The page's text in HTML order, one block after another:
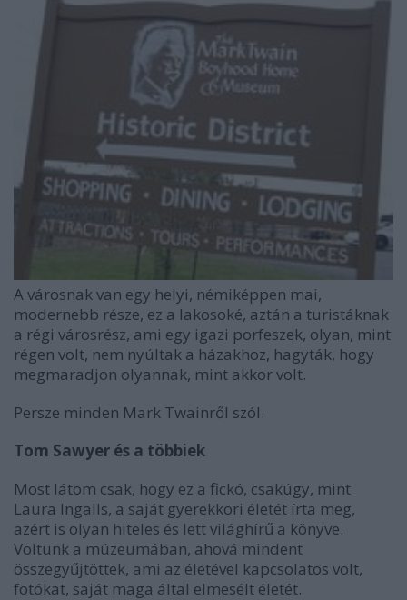
A városnak van egy helyi, némiképpen mai,
modernebb része, ez a lakosoké, aztán a turistáknak
a régi városrész, ami egy igazi porfeszek, olyan, mint
régen volt, nem nyúltak a házakhoz, hagyták, hogy
megmaradjon olyannak, mint akkor volt.
Persze minden Mark Twainről szól.
Tom Sawyer és a többiek
Most látom csak, hogy ez a fickó, csakúgy, mint
Laura Ingalls, a saját gyerekkori életét írta meg,
azért is olyan hiteles és lett világhírű a könyve.
Voltunk a múzeumában, ahová mindent
összegyűjtöttek, ami az életével kapcsolatos volt,
fotókat, saját maga által elmesélt életét.